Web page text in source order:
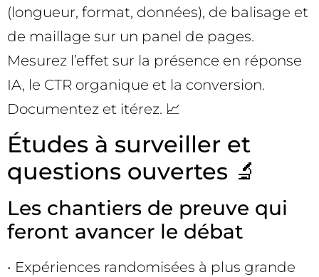
(longueur, format, données), de balisage et
de maillage sur un panel de pages.
Mesurez l’effet sur la présence en réponse
IA, le CTR organique et la conversion.
Documentez et itérez. 📈
Études à surveiller et
questions ouvertes 🔬
Les chantiers de preuve qui
feront avancer le débat
• Expériences randomisées à plus grande